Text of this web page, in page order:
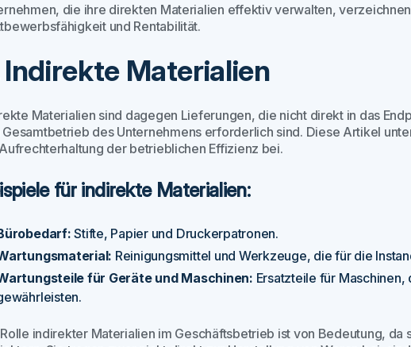
die ihre direkten Materialien effektiv verwalten,
und Rentabilität.
Indirekte Materialien
Materialien sind dagegen Lieferungen, die nicht direkt in das
Gesamtbetrieb des Unternehmens erforderlich sind. Diese Artikel
der betrieblichen Effizienz bei.
für indirekte Materialien:
Stifte, Papier und Druckerpatronen.
Reinigungsmittel und Werkzeuge, die für die
für Geräte und Maschinen: Ersatzteile für
indirekter Materialien im Geschäftsbetrieb ist von Bedeutung,